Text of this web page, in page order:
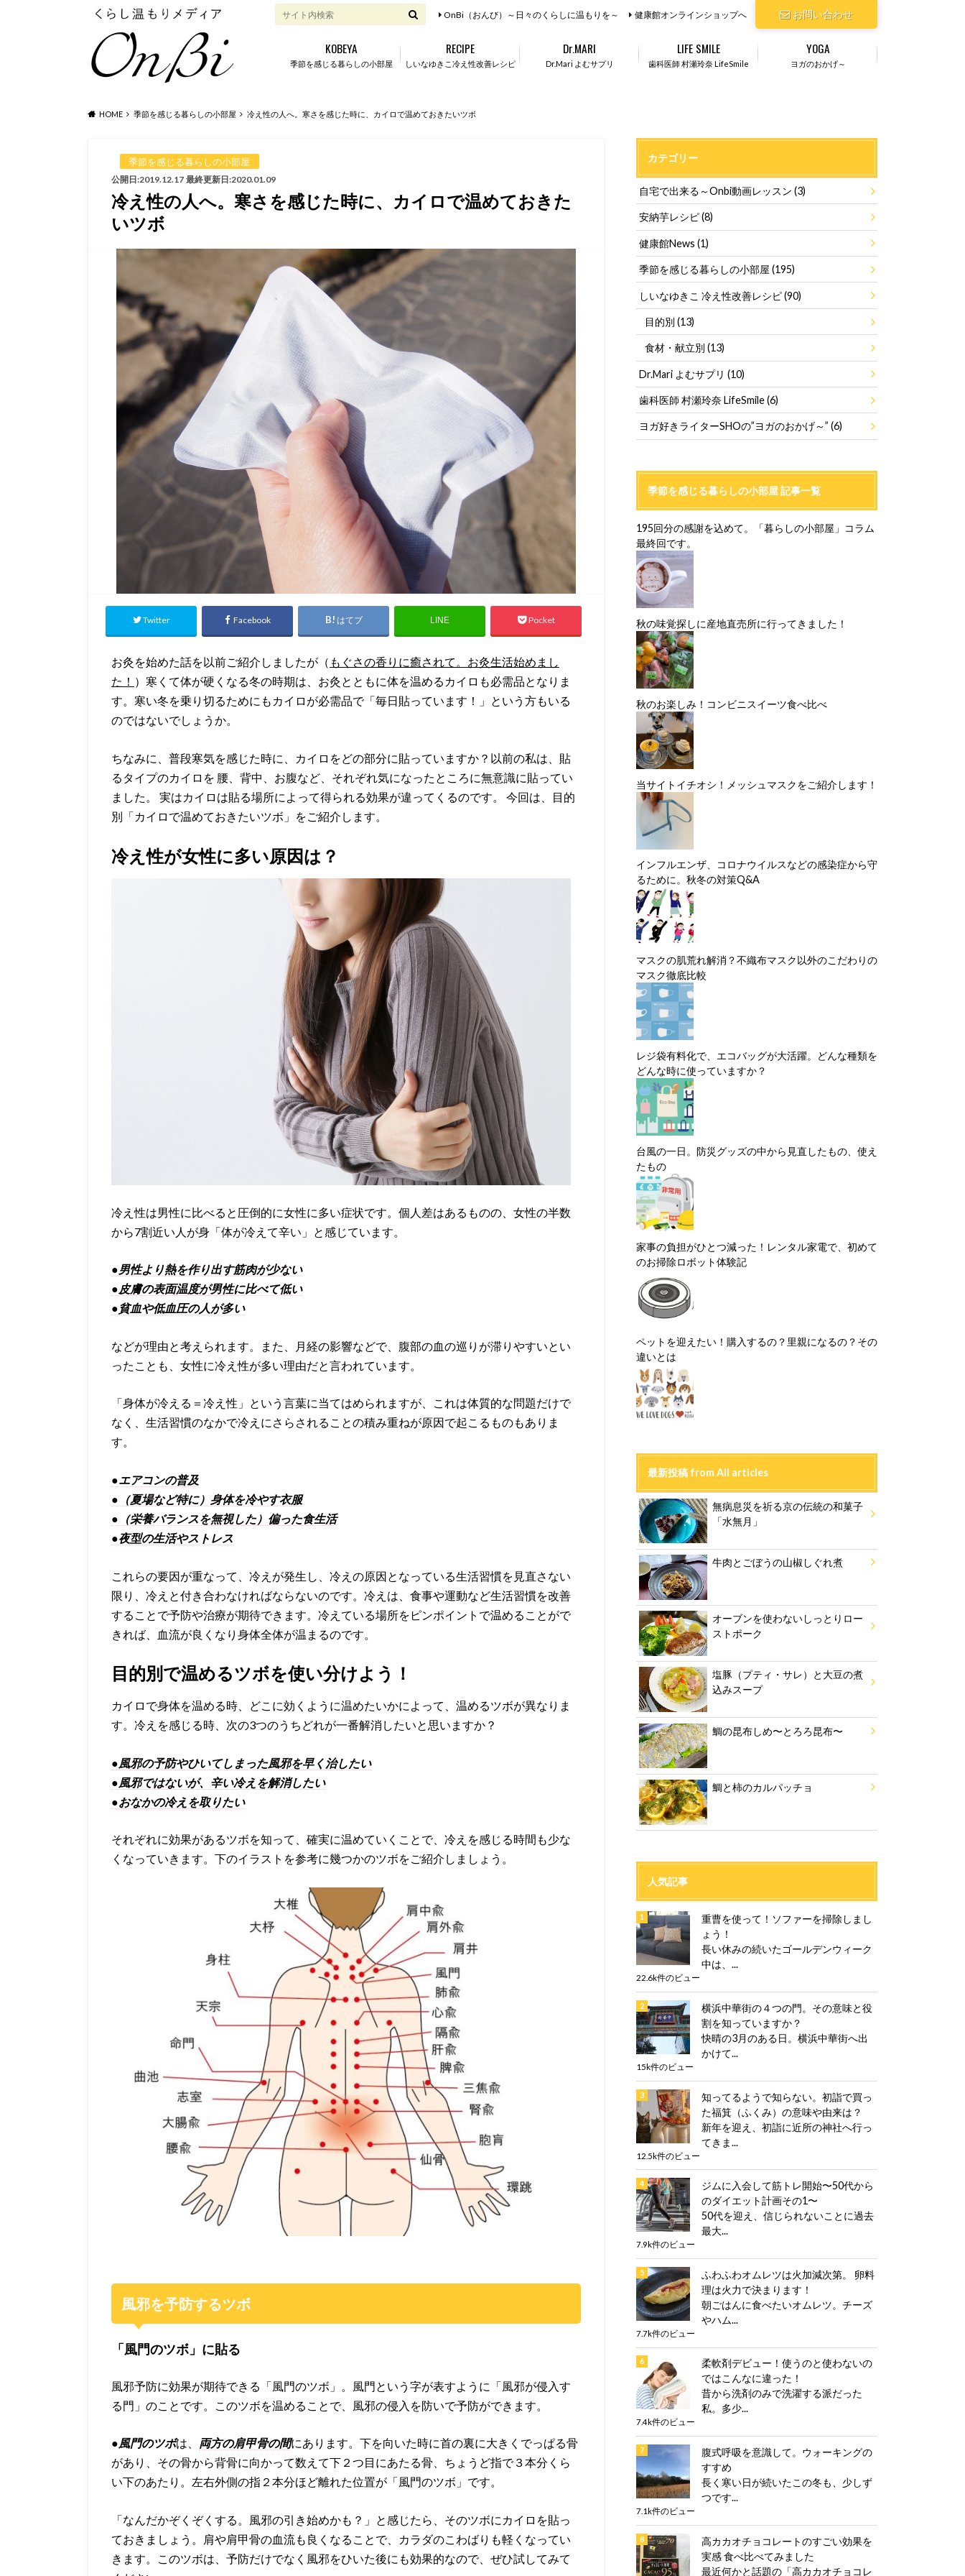
お問い合わせ
OnBi（おんび）～日々のくらしに温もりを～ 健康館オンラインショップへ
季節を感じる暮らしの小部屋
KOBEYA
しいなゆきこ冷え性改善レシピ
RECIPE
Dr.Mari よむサプリ
Dr.MARI
歯科医師 村瀬玲奈 LifeSmile
LIFE SMILE
ヨガのおかげ～
YOGA
HOME 季節を感じる暮らしの小部屋 冷え性の人へ。寒さを感じた時に、カイロで温めておきたいツボ
季節を感じる暮らしの小部屋
公開日:2019.12.17 最終更新日:2020.01.09
冷え性の人へ。寒さを感じた時に、カイロで温めておきた
いツボ
Twitter Facebook はてブ LINE Pocket
お灸を始めた話を以前ご紹介しましたが（ もぐさの香りに癒されて。お灸生活始めまし
た！ ）寒くて体が硬くなる冬の時期は、お灸とともに体を温めるカイロも必需品となりま
す。寒い冬を乗り切るためにもカイロが必需品で「毎日貼っています！」という方もいる
のではないでしょうか。
ちなみに、普段寒気を感じた時に、カイロをどの部分に貼っていますか？以前の私は、貼
るタイプのカイロを 腰、背中、お腹など、それぞれ気になったところに無意識に貼ってい
ました。 実はカイロは貼る場所によって得られる効果が違ってくるのです。 今回は、目的
別「カイロで温めておきたいツボ」をご紹介します。
冷え性が女性に多い原因は？
冷え性は男性に比べると圧倒的に女性に多い症状です。個人差はあるものの、女性の半数
から7割近い人が身「体が冷えて辛い」と感じています。
●男性より熱を作り出す筋肉が少ない
●皮膚の表面温度が男性に比べて低い
●貧血や低血圧の人が多い
などが理由と考えられます。また、月経の影響などで、腹部の血の巡りが滞りやすいとい
ったことも、女性に冷え性が多い理由だと言われています。
「身体が冷える＝冷え性」という言葉に当てはめられますが、これは体質的な問題だけで
なく、生活習慣のなかで冷えにさらされることの積み重ねが原因で起こるものもありま
す。
●エアコンの普及
●（夏場など特に）身体を冷やす衣服
●（栄養バランスを無視した）偏った食生活
●夜型の生活やストレス
これらの要因が重なって、冷えが発生し、冷えの原因となっている生活習慣を見直さない
限り、冷えと付き合わなければならないのです。冷えは、食事や運動など生活習慣を改善
することで予防や治療が期待できます。冷えている場所をピンポイントで温めることがで
きれば、血流が良くなり身体全体が温まるのです。
目的別で温めるツボを使い分けよう！
カイロで身体を温める時、どこに効くように温めたいかによって、温めるツボが異なりま
す。冷えを感じる時、次の3つのうちどれが一番解消したいと思いますか？
●風邪の予防やひいてしまった風邪を早く治したい
●風邪ではないが、辛い冷えを解消したい
●おなかの冷えを取りたい
それぞれに効果があるツボを知って、確実に温めていくことで、冷えを感じる時間も少な
くなっていきます。下のイラストを参考に幾つかのツボをご紹介しましょう。
風邪を予防するツボ
「風門のツボ」に貼る
風邪予防に効果が期待できる「風門のツボ」。風門という字が表すように「風邪が侵入す
る門」のことです。このツボを温めることで、風邪の侵入を防いで予防ができます。
●風門のツボは、 両方の肩甲骨の間にあります。下を向いた時に首の裏に大きくでっぱる骨
があり、その骨から背骨に向かって数えて下２つ目にあたる骨、ちょうど指で３本分くら
い下のあたり。左右外側の指２本分ほど離れた位置が「風門のツボ」です。
「なんだかぞくぞくする。風邪の引き始めかも？」と感じたら、そのツボにカイロを貼っ
ておきましょう。肩や肩甲骨の血流も良くなることで、カラダのこわばりも軽くなってい
きます。このツボは、予防だけでなく風邪をひいた後にも効果的なので、ぜひ試してみて
カテゴリー
自宅で出来る～Onbi動画レッスン(3)
安納芋レシピ(8)
健康館News(1)
季節を感じる暮らしの小部屋(195)
しいなゆきこ 冷え性改善レシピ(90)
目的別 (13)
食材・献立別 (13)
Dr.Mari よむサプリ(10)
歯科医師 村瀬玲奈 LifeSmile(6)
ヨガ好きライターSHOの”ヨガのおかげ～”(6)
季節を感じる暮らしの小部屋 記事一覧
195回分の感謝を込めて。「暮らしの小部屋」コラム
最終回です。
秋の味覚探しに産地直売所に行ってきました！
秋のお楽しみ！コンビニスイーツ食べ比べ
当サイトイチオシ！メッシュマスクをご紹介します！
インフルエンザ、コロナウイルスなどの感染症から守
るために。秋冬の対策Q&A
マスクの肌荒れ解消？不織布マスク以外のこだわりの
マスク徹底比較
レジ袋有料化で、エコバッグが大活躍。どんな種類を
どんな時に使っていますか？
台風の一日。防災グッズの中から見直したもの、使え
たもの
家事の負担がひとつ減った！レンタル家電で、初めて
のお掃除ロボット体験記
ペットを迎えたい！購入するの？里親になるの？その
違いとは
最新投稿 from All articles
無病息災を祈る京の伝統の和菓子
「水無月」
牛肉とごぼうの山椒しぐれ煮
オーブンを使わないしっとりロー
ストポーク
塩豚（プティ・サレ）と大豆の煮
込みスープ
鯛の昆布しめ〜とろろ昆布〜
鯛と柿のカルパッチョ
人気記事
重曹を使って！ソファーを掃除しまし
ょう！
長い休みの続いたゴールデンウィーク
中は、...
22.6k件のビュー
横浜中華街の４つの門。その意味と役
割を知っていますか？
快晴の3月のある日。横浜中華街へ出
かけて...
15k件のビュー
知ってるようで知らない。初詣で買っ
た福箕（ふくみ）の意味や由来は？
新年を迎え、初詣に近所の神社へ行っ
てきま...
12.5k件のビュー
ジムに入会して筋トレ開始〜50代から
のダイエット計画その1〜
50代を迎え、信じられないことに過去
最大...
7.9k件のビュー
ふわふわオムレツは火加減次第。 卵料
理は火力で決まります！
朝ごはんに食べたいオムレツ。チーズ
やハム...
7.7k件のビュー
柔軟剤デビュー！使うのと使わないの
ではこんなに違った！
昔から洗剤のみで洗濯する派だった
私。多少...
7.4k件のビュー
腹式呼吸を意識して。ウォーキングの
すすめ
長く寒い日が続いたこの冬も、少しず
つです...
7.1k件のビュー
高カカオチョコレートのすごい効果を
実感 食べ比べてみました
最近何かと話題の「高カカオチョコレ